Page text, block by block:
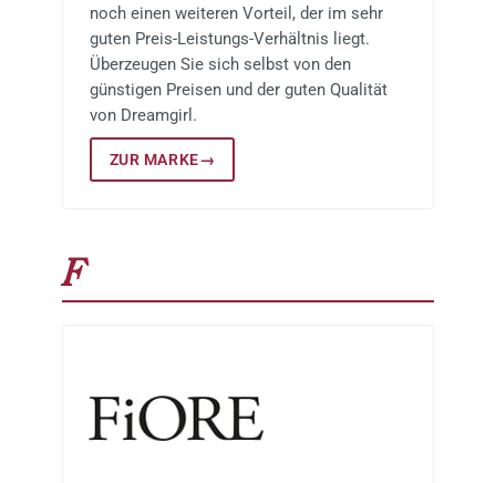
noch einen weiteren Vorteil, der im sehr
guten Preis-Leistungs-Verhältnis liegt.
Überzeugen Sie sich selbst von den
günstigen Preisen und der guten Qualität
von Dreamgirl.
ZUR MARKE→
F